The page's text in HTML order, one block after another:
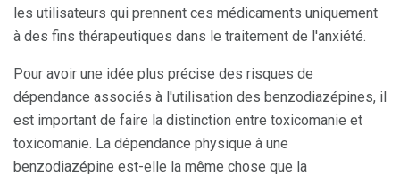
les utilisateurs qui prennent ces médicaments uniquement
à des fins thérapeutiques dans le traitement de l'anxiété.
Pour avoir une idée plus précise des risques de
dépendance associés à l'utilisation des benzodiazépines, il
est important de faire la distinction entre toxicomanie et
toxicomanie. La dépendance physique à une
benzodiazépine est-elle la même chose que la